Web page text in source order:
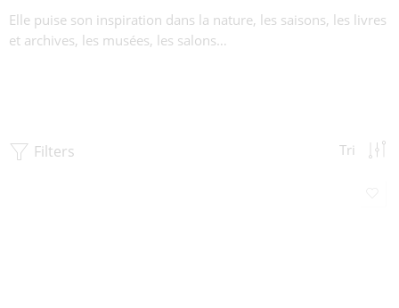
Elle puise son inspiration dans la nature, les saisons, les livres
et archives, les musées, les salons…
Filters Tri